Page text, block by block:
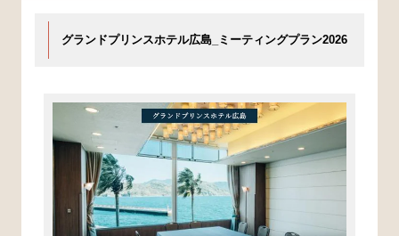
グランドプリンスホテル広島_ミーティングプラン2026